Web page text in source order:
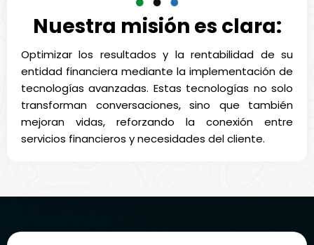
Nuestra misión es clara:
Optimizar los resultados y la rentabilidad de su
entidad financiera mediante la implementación de
tecnologías avanzadas. Estas tecnologías no solo
transforman conversaciones, sino que también
mejoran vidas, reforzando la conexión entre
servicios financieros y necesidades del cliente.